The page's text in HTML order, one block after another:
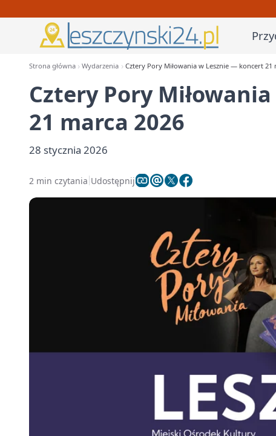
Strona główna Wydarzenia Cztery Pory Miłowania w Lesznie — koncert 21
Cztery Pory
21 marca 2026
28 stycznia 2026
2 min czytania Udostępnij